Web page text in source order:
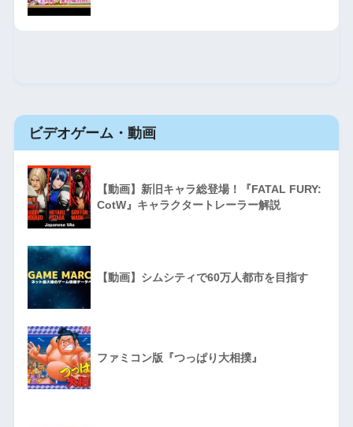
ビデオゲーム・動画
【動画】新旧キャラ総登場！『FATAL FURY:
CotW』キャラクタートレーラー解説
【動画】シムシティで60万人都市を目指す
ファミコン版『つっぱり大相撲』